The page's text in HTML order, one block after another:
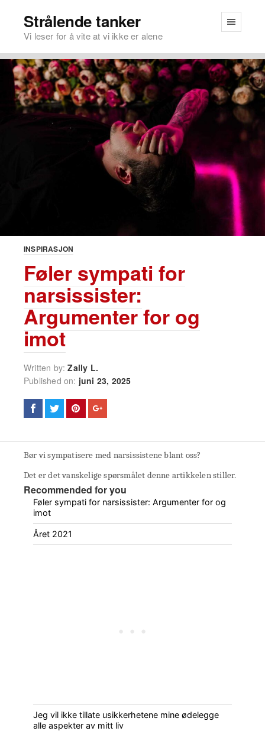
Strålende tanker
Vi leser for å vite at vi ikke er alene
INSPIRASJON
Føler sympati for
narsissister:
Argumenter for og
imot
Written by:Zally L.
Published on: juni 23, 2025
Bør vi sympatisere med narsissistene blant oss?
Det er det vanskelige spørsmålet denne artikkelen stiller.
Recommended for you
Føler sympati for narsissister: Argumenter for og
imot
Året 2021
Jeg vil ikke tillate usikkerhetene mine ødelegge
alle aspekter av mitt liv